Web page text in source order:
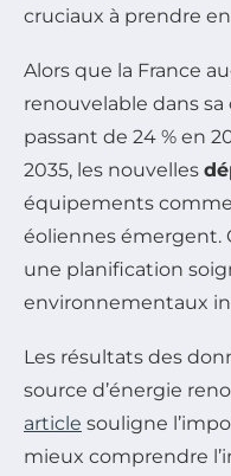
cruciaux à prendre
Alors que la France
renouvelable dans
passant de 24 % en
2035, les nouvelles
équipements
éoliennes émergent.
une planification
environnementaux
Les résultats des
source d’énergie
article souligne
mieux comprendre